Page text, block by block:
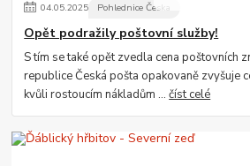
04.05.2025 Pohlednice Česka
Opět podražily poštovní služby!
S tím se také opět zvedla cena poštovních
republice Česká pošta opakovaně zvyšuje
kvůli rostoucím nákladům ...číst celé